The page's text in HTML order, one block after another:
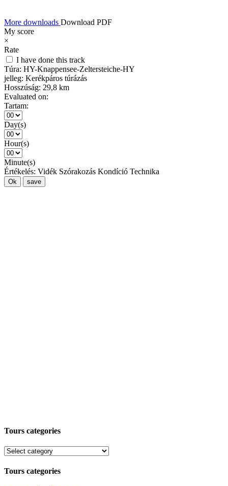
More downloads Download PDF
My score
×
Rate
I have done this track
Túra: HY-Knappensee-Zeltersteiche-HY
jelleg: Kerékpáros túrázás
Hosszúság: 29,8 km
Evaluated on:
Tartam:
Day(s)
Hour(s)
Minute(s)
Értékelés: Vidék Szórakozás Kondíció Technika
Ok save
Tours categories
Tours categories